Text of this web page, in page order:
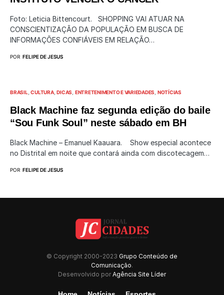
Foto: Leticia Bittencourt. SHOPPING VAI ATUAR NA
CONSCIENTIZAÇÃO DA POPULAÇÃO EM BUSCA DE
INFORMAÇÕES CONFIÁVEIS EM RELAÇÃO…
POR FELIPE DE JESUS
BRASIL CULTURA DICAS ENTRETENIMENTO E VARIEDADES NOTÍCIAS
Black Machine faz segunda edição do baile
“Sou Funk Soul” neste sábado em BH
Black Machine – Emanuel Kaauara. Show especial acontece
no Distrital em noite que contará ainda com discotecagem…
POR FELIPE DE JESUS
© Copyright 2000-2023 Grupo Conteúdo de
Comunicação.
Desenvolvido por Agência Site Líder